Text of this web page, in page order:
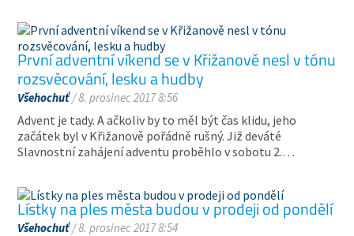
První adventní víkend se v Křižanově nesl v tónu
rozsvěcování, lesku a hudby
Všehochuť/ 8. prosinec 2017 8:56
Advent je tady. A ačkoliv by to měl být čas klidu, jeho
začátek byl v Křižanově pořádně rušný. Již deváté
Slavnostní zahájení adventu proběhlo v sobotu 2.…
Lístky na ples města budou v prodeji od pondělí
Všehochuť/ 8. prosinec 2017 8:54